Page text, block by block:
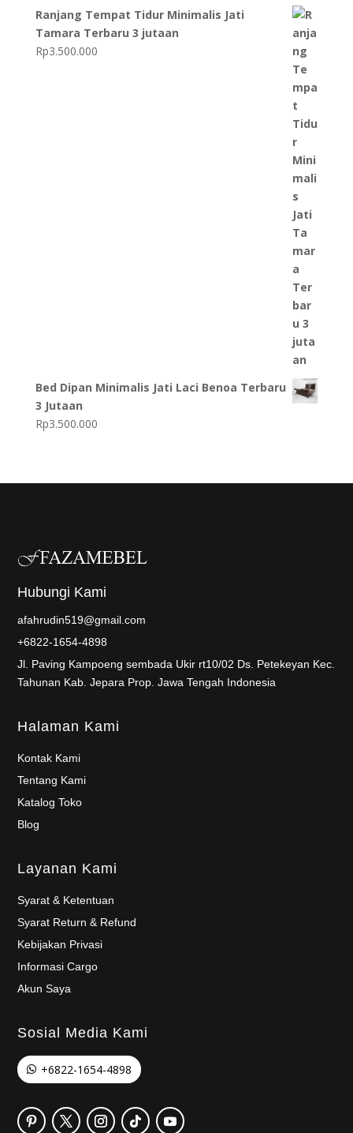
Ranjang Tempat Tidur Minimalis Jati
Tamara Terbaru 3 jutaan
Rp3.500.000
Bed Dipan Minimalis Jati Laci Benoa Terbaru
3 Jutaan
Rp3.500.000
Hubungi Kami
afahrudin519@gmail.com
+6822-1654-4898
Jl. Paving Kampoeng sembada Ukir rt10/02 Ds. Petekeyan Kec.
Tahunan Kab. Jepara Prop. Jawa Tengah Indonesia
Halaman Kami
Kontak Kami
Tentang Kami
Katalog Toko
Blog
Layanan Kami
Syarat & Ketentuan
Syarat Return & Refund
Kebijakan Privasi
Informasi Cargo
Akun Saya
Sosial Media Kami
+6822-1654-4898